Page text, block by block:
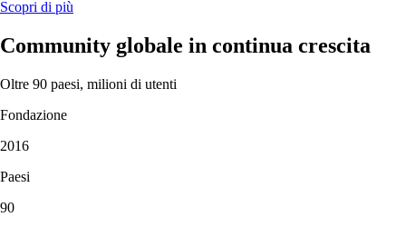
Scopri di più
Community globale in continua crescita
Oltre 90 paesi, milioni di utenti
Fondazione
2016
Paesi
90